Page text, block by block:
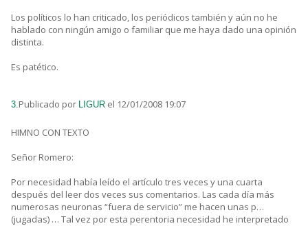
Los políticos lo han criticado, los periódicos también y aún no he
hablado con ningún amigo o familiar que me haya dado una opinión
distinta.
Es patético.
3.Publicado por LIGUR el 12/01/2008 19:07
HIMNO CON TEXTO
Señor Romero:
Por necesidad había leído el artículo tres veces y una cuarta
después del leer dos veces sus comentarios. Las cada día más
numerosas neuronas “fuera de servicio” me hacen unas p…
(jugadas) … Tal vez por esta perentoria necesidad he interpretado